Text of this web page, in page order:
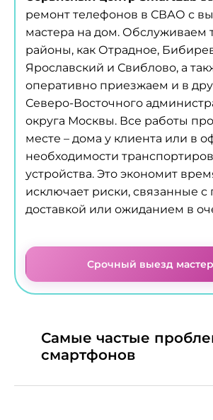
ремонт телефонов в СВАО с
мастера на дом. Обслуживаем
районы, как Отрадное,
Ярославский и Свиблово, а
оперативно приезжаем и в
Северо-Восточного
округа Москвы. Все работы
месте – дома у клиента или в
необходимости
устройства. Это экономит
исключает риски, связанные с
доставкой или ожиданием в
Срочный выезд
Самые частые
смартфонов